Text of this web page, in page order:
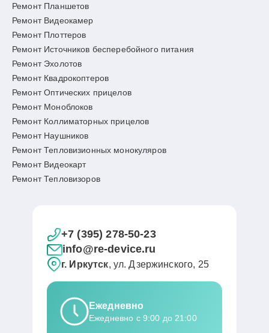
Ремонт Планшетов
Ремонт Видеокамер
Ремонт Плоттеров
Ремонт Источников бесперебойного питания
Ремонт Эхолотов
Ремонт Квадрокоптеров
Ремонт Оптических прицелов
Ремонт Моноблоков
Ремонт Коллиматорных прицелов
Ремонт Наушников
Ремонт Тепловизионных монокуляров
Ремонт Видеокарт
Ремонт Тепловизоров
+7 (395) 278-50-23
info@re-device.ru
г. Иркутск, ул. Дзержинского, 25
Ежедневно
Ежедневно с 9:00 до 21:00